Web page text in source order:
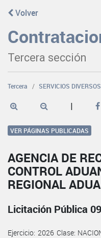
Volver
Tercera sección
Tercera SERVICIOS DIVERSOS
|
VER PÁGINAS PUBLICADAS
AGENCIA DE
CONTROL
REGIONAL
Licitación Pública
Ejercicio: 2026 Clase: